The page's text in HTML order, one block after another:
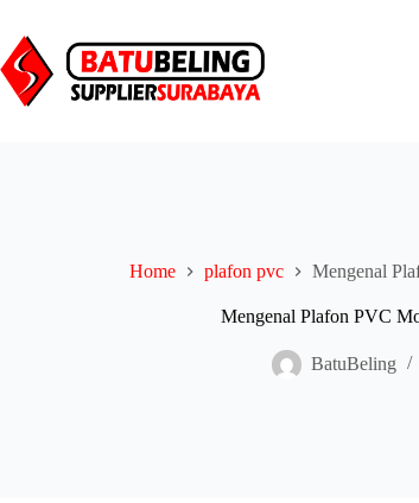
content
Home plafon pvc Mengenal
Mengenal Plafon PVC
BatuBeling